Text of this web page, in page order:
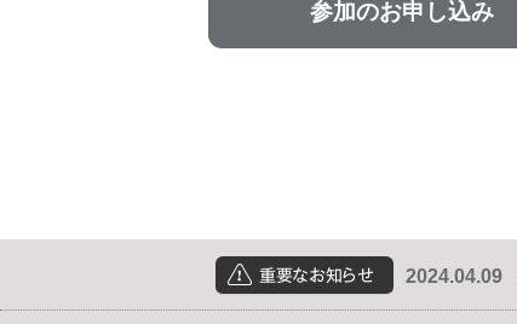
参加のお申し込み
重要なお知らせ 2024.04.09